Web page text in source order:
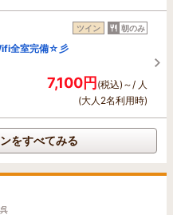
ツイン 朝のみ
全室完備☆彡
7,100円(税込)～/ 人
(大人2名利用時)
をすべてみる